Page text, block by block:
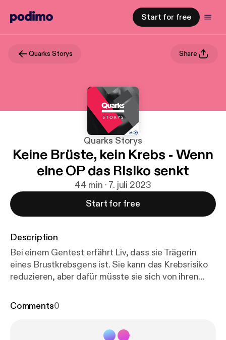
Start for free
Quarks Storys Share
Quarks Storys
Keine Brüste, kein Krebs - Wenn
eine OP das Risiko senkt
44 min · 7. juli 2023
Start for free
Description
Bei einem Gentest erfährt Liv, dass sie Trägerin
eines Brustkrebsgens ist. Sie kann das Krebsrisiko
reduzieren, aber dafür müsste sie sich von ihren
uarks.de/storyquarks/
Comments0